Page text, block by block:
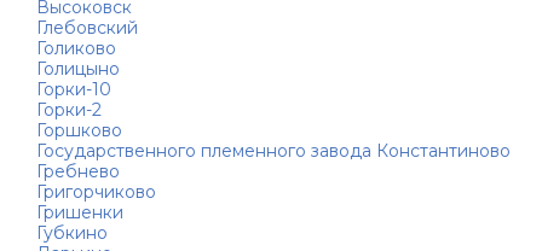
Высоковск
Глебовский
Голиково
Голицыно
Горки-10
Горки-2
Горшково
Государственного племенного завода Константиново
Гребнево
Григорчиково
Гришенки
Губкино